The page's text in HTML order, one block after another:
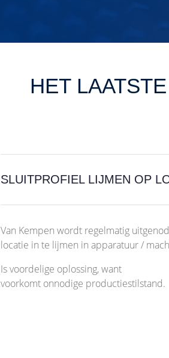
HET
SLUITPROFIEL LIJMEN OP
Van Kempen wordt regelmatig
locatie in te lijmen in apparatuur /
Is voordelige oplossing, want
voorkomt onnodige productiestilstand.